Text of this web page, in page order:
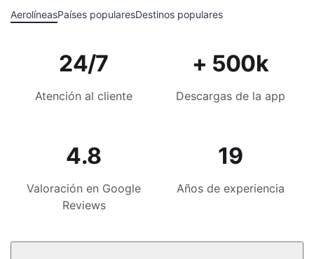
AerolíneasPaíses popularesDestinos populares
24/7
Atención al cliente
+ 500k
Descargas de la app
4.8
Valoración en Google
Reviews
19
Años de experiencia